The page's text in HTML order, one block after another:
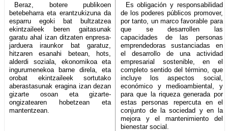
Beraz, botere publikoen
betebeharra eta erantzukizuna da
esparru egoki bat bultzatzea
ekintzaileek beren gaitasunak
garatu ahal izan ditzaten enpresa-
jarduera iraunkor bat garatuz,
hitzaren esanahi betean, hots,
alderdi soziala, ekonomikoa eta
ingurumenekoa barne direla, eta
orobat ekintzaileek sortutako
aberastasunak eragina izan dezan
gizarte osoan eta gizarte-
ongizatearen hobetzean eta
mantentzean.
Es obligación y responsabilidad
de los poderes públicos promover,
por tanto, un marco favorable para
que se desarrollen las
capacidades de las personas
emprendedoras sustanciadas en
el desarrollo de una actividad
empresarial sostenible, en el
completo sentido del término, que
incluye los aspectos social,
económico y medioambiental, y
para que la riqueza generada por
estas personas repercuta en el
conjunto de la sociedad y en la
mejora y el mantenimiento del
bienestar social.